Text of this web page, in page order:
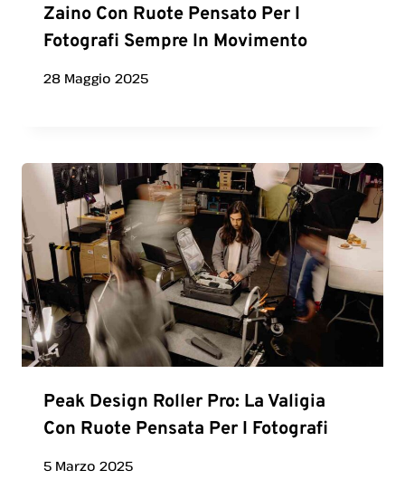
Zaino Con Ruote Pensato Per I
Fotografi Sempre In Movimento
28 Maggio 2025
Peak Design Roller Pro: La Valigia
Con Ruote Pensata Per I Fotografi
5 Marzo 2025